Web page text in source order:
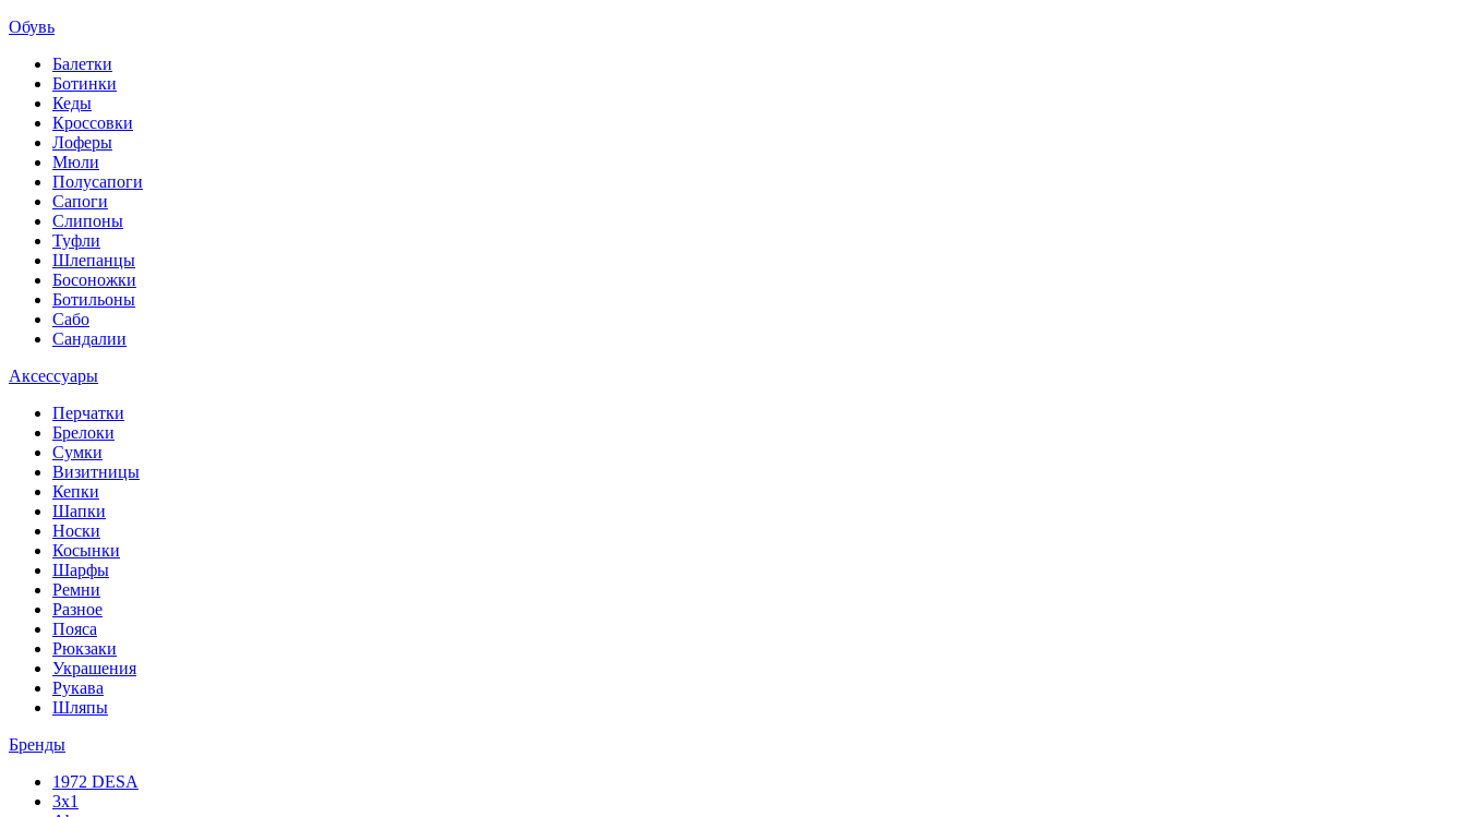
Обувь
Балетки
Ботинки
Кеды
Кроссовки
Лоферы
Мюли
Полусапоги
Сапоги
Слипоны
Туфли
Шлепанцы
Босоножки
Ботильоны
Сабо
Сандалии
Аксессуары
Перчатки
Брелоки
Сумки
Визитницы
Кепки
Шапки
Носки
Косынки
Шарфы
Ремни
Разное
Пояса
Рюкзаки
Украшения
Рукава
Шляпы
Бренды
1972 DESA
3x1